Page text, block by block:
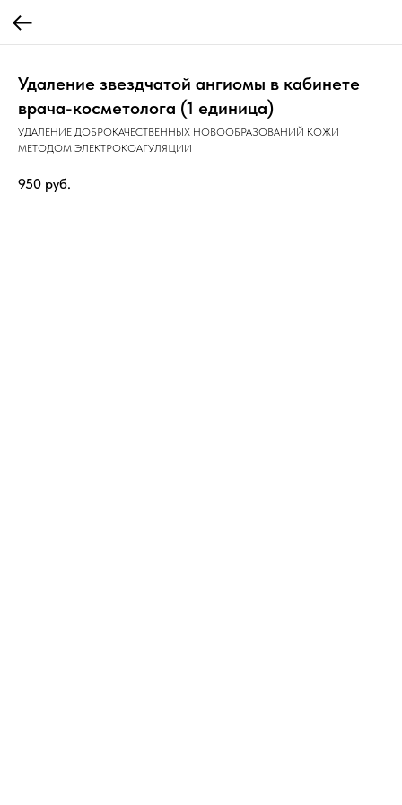
Удаление звездчатой ангиомы в кабинете
врача-косметолога (1 единица)
УДАЛЕНИЕ ДОБРОКАЧЕСТВЕННЫХ НОВООБРАЗОВАНИЙ КОЖИ
МЕТОДОМ ЭЛЕКТРОКОАГУЛЯЦИИ
950 руб.